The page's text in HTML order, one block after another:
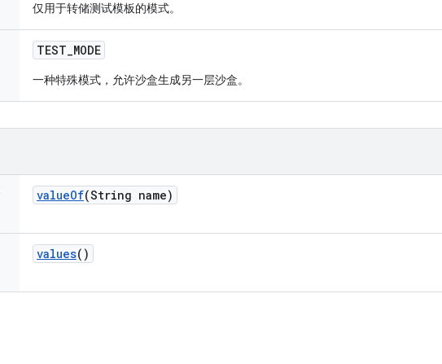
仅用于转储测试模板的模式。
TEST_MODE
一种特殊模式，允许沙盒生成另一层沙盒。
valueOf(String name)
values()